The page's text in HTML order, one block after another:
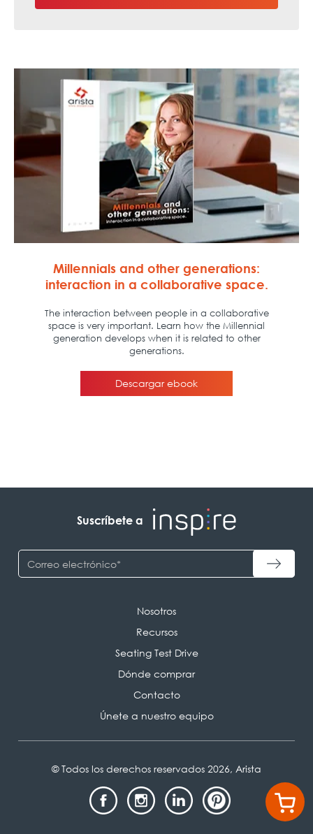
Suscríbete a
Nosotros
Recursos
Seating Test Drive
Dónde comprar
Contacto
Únete a nuestro equipo
© Todos los derechos reservados 2026, Arista